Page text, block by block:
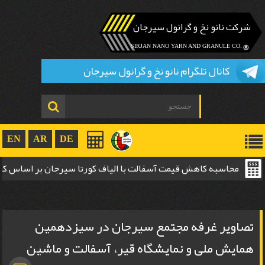
شرکت نانو نخ و گرانول سیرجان
.SIRJAN NANO YARN AND GRANULE CO
کانال تلگرام نانو نخ و گرانول سیرجان
EN AR DE
محاسبه کاهش قیمت آسفالت با الیاف کورتا سیرجان بر
تصاویر غرفه مجتمع سیرجان در سیزدهمین
همایش ملی و نمایشگاه قیر، آسفالت و ماشین